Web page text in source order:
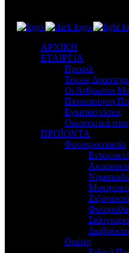
ΑΡΧΙΚΗ
ΕΤΑΙΡΕΙΑ
Προφίλ
Τομείς
Οι Άνθρωποι
Πιστοποίηση
Εγκαταστάσεις
Οικονομικά
ΠΡΟΪΟΝΤΑ
Φυτοπροστασία
Θρέψη